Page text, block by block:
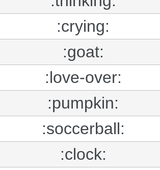
:crying:
:goat:
:love-over:
:pumpkin:
:soccerball:
:clock: